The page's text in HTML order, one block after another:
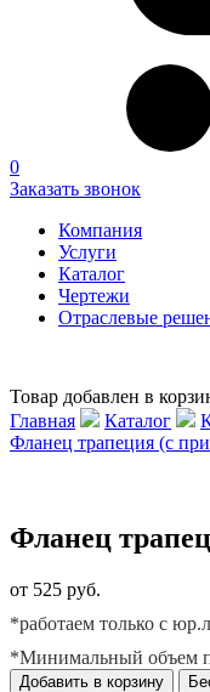
0
Заказать звонок
Компания
Услуги
Каталог
Чертежи
Отраслевые
Товар добавлен в
Главная
Каталог
Фланец трапеция (с
Фланец
от 525 руб.
*работаем только с
*Минимальный объем
Добавить в корзину